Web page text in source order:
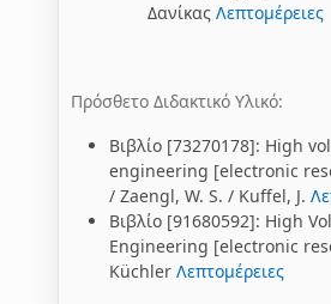
Δανίκας Λεπτομέρειες
Πρόσθετο Διδακτικό Υλικό:
Βιβλίο [73270178]: High
engineering [electronic
/ Zaengl, W. S. / Kuffel, J.
Βιβλίο [91680592]: High
Engineering [electronic
Küchler Λεπτομέρειες